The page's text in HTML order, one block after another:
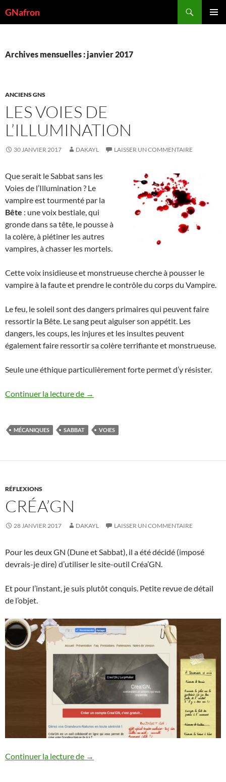
auGNafron
Archives mensuelles : janvier 2017
ANCIENS GNS
LES VOIES DE
L’ILLUMINATION
30 JANVIER 2017 DAKAYL LAISSER UN COMMENTAIRE
Que serait le Sabbat sans les
Voies de l’Illumination ? Le
vampire est tourmenté par la
Bête : une voix bestiale, qui
gronde dans sa tête, le pousse à
la colère, à piétiner les autres
vampires, à chasser les mortels.
Cette voix insidieuse et monstrueuse cherche à pousser le
vampire à la faute et prendre le contrôle du corps du Vampire.
Le feu, le soleil sont des dangers primaires qui peuvent faire
ressortir la Bête. Le sang peut aiguiser son appétit. Les
dangers, les coups, les injures et les insultes peuvent
également faire ressortir sa colère terrifiante et monstrueuse.
Seule une éthique particulièrement forte permet d’y résister.
Continuer la lecture de Les Voies de l’Illumination
→
MÉCANIQUES SABBAT VOIES
RÉFLEXIONS
CRÉA’GN
28 JANVIER 2017 DAKAYL LAISSER UN COMMENTAIRE
Pour les deux GN (Dune et Sabbat), il a été décidé (imposé
devrais-je dire) d’utiliser le site-outil Créa’GN.
Et pour l’instant, je suis plutôt conquis. Petite revue de détail
de l’objet.
Continuer la lecture de Créa’GN
→